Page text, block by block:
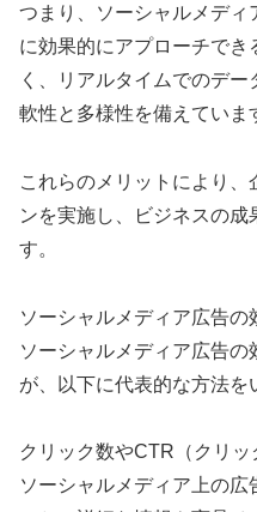
つまり、ソーシャルメディ
に効果的にアプローチで
く、リアルタイムでのデ
軟性と多様性を備えていま
これらのメリットにより
ンを実施し、ビジネスの成
す。
ソーシャルメディア広告の
ソーシャルメディア広告
が、以下に代表的な方法を
クリック数やCTR（クリ
ソーシャルメディア上の